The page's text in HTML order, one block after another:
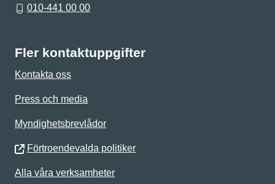
010-441 00 00
Fler kontaktuppgifter
Kontakta oss
Press och media
Myndighetsbrevlådor
Förtroendevalda politiker
Alla våra verksamheter